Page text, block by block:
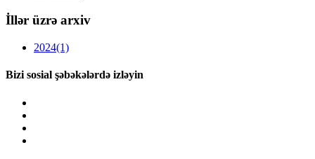
İllər üzrə arxiv
2024(1)
Bizi sosial şəbəkələrdə izləyin